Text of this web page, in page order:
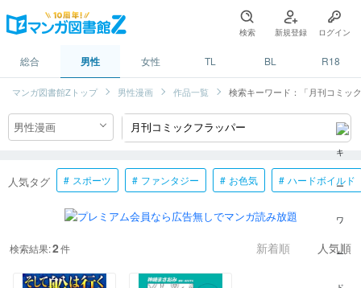
検索 新規登録 ログイン
総合 男性 女性 TL BL R18
マンガ図書館Zトップ 男性漫画 作品一覧 検索キーワード：「月刊コミッ
人気タグ スポーツ ファンタジー お色気 ハードボイルド
検索結果:2件 新着順 人気順